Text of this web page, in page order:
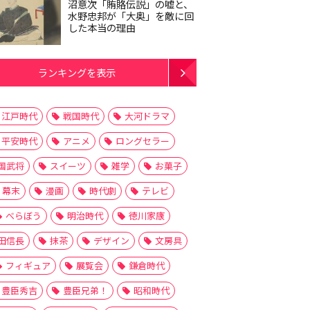
沼意次「賄賂伝説」の嘘と、
水野忠邦が「大奥」を敵に回
した本当の理由
ランキングを表示
江戸時代 戦国時代
大河ドラマ
平安時代
アニメ
ロングセラー
武将
スイーツ 雑学
お菓子
幕末
漫画 時代劇
テレビ
べらぼう
明治時代
徳川家康
信長
抹茶 デザイン
文房具
フィギュア
展覧会
鎌倉時代
豊臣秀吉
豊臣兄弟！
昭和時代